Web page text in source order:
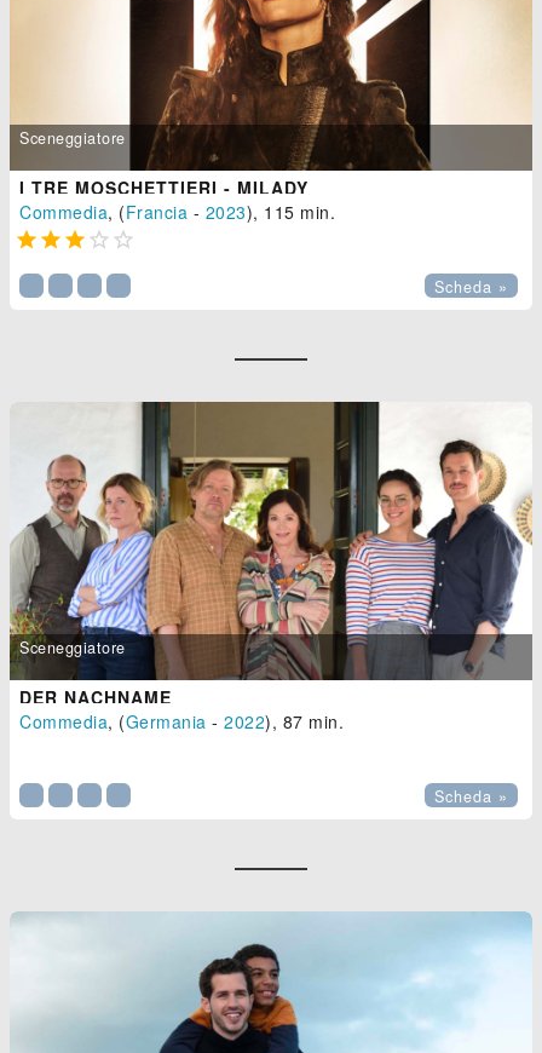
Sceneggiatore
I TRE MOSCHETTIERI - MILADY
Commedia, (Francia - 2023), 115 min.
    
Scheda »
Sceneggiatore
DER NACHNAME
Commedia, (Germania -2022), 87 min.
Scheda »